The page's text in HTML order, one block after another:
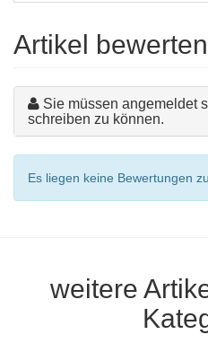
Artikel bewerten
Sie müssen angemeldet
schreiben zu können.
Es liegen keine Bewertungen
weitere